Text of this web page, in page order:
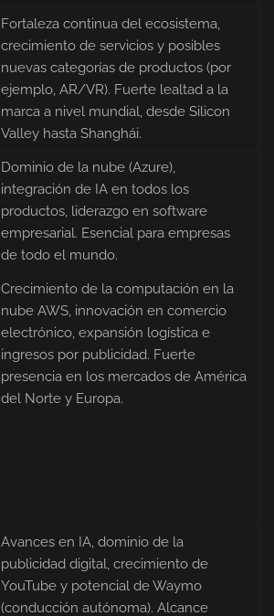
Fortaleza continua del ecosistema,
crecimiento de servicios y posibles
nuevas categorías de productos (por
ejemplo, AR/VR). Fuerte lealtad a la
marca a nivel mundial, desde Silicon
Valley hasta Shanghái.
Dominio de la nube (Azure),
integración de IA en todos los
productos, liderazgo en software
empresarial. Esencial para empresas
de todo el mundo.
Crecimiento de la computación en la
nube AWS, innovación en comercio
electrónico, expansión logística e
ingresos por publicidad. Fuerte
presencia en los mercados de América
del Norte y Europa.
Avances en IA, dominio de la
publicidad digital, crecimiento de
YouTube y potencial de Waymo
(conducción autónoma). Alcance